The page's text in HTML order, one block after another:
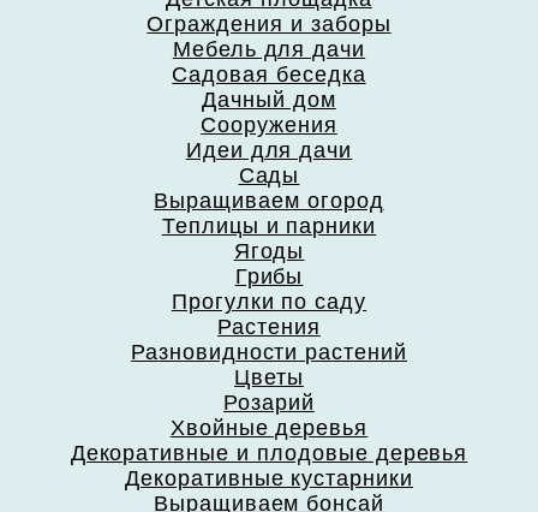
Ограждения и заборы
Мебель для дачи
Садовая беседка
Дачный дом
Сооружения
Идеи для дачи
Сады
Выращиваем огород
Теплицы и парники
Ягоды
Грибы
Прогулки по саду
Растения
Разновидности растений
Цветы
Розарий
Хвойные деревья
Декоративные и плодовые деревья
Декоративные кустарники
Выращиваем бонсай